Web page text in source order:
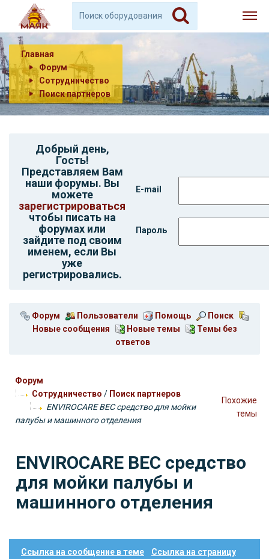
Главная
Форум
Сотрудничество
Поиск партнеров
Добрый день,
Гость!
Представляем Вам
наши форумы. Вы
можете
зарегистрироваться
чтобы писать на
форумах или
зайдите под своим
именем, если Вы
уже
регистрировались.
E-mail
Пароль
Форум Пользователи Помощь
Поиск
Новые сообщения
Новые темы
Темы без
ответов
Форум
Сотрудничество / Поиск партнеров
ENVIROCARE BEC средство для мойки
палубы и машинного отделения
Похожие
темы
ENVIROCARE BEC средство
для мойки палубы и
машинного отделения
Ссылка на сообщение в теме
Ссылка на страницу